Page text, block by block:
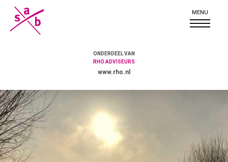
ONDERDEEL VAN
RHO ADVISEURS
www.rho.nl